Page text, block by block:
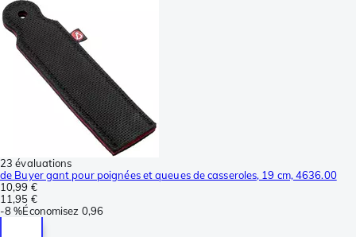
23 évaluations
de Buyer gant pour poignées et queues de casseroles, 19 cm, 4636.00
10,99 €
11,95 €
-8 %Économisez 0,96